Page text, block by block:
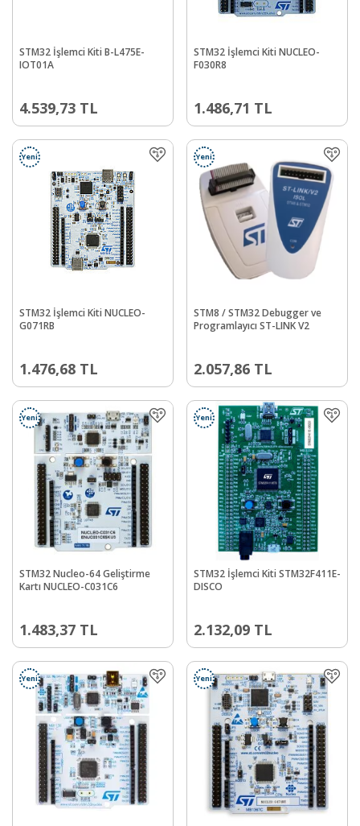
STM32 İşlemci Kiti B-L475E-
IOT01A
4.539,73 TL
STM32 İşlemci Kiti NUCLEO-
F030R8
1.486,71 TL
Yeni
STM32 İşlemci Kiti NUCLEO-
G071RB
1.476,68 TL
Yeni
STM8 / STM32 Debugger ve
Programlayıcı ST-LINK V2
2.057,86 TL
Yeni
STM32 Nucleo-64 Geliştirme
Kartı NUCLEO-C031C6
1.483,37 TL
Yeni
STM32 İşlemci Kiti STM32F411E-
DISCO
2.132,09 TL
Yeni Yeni